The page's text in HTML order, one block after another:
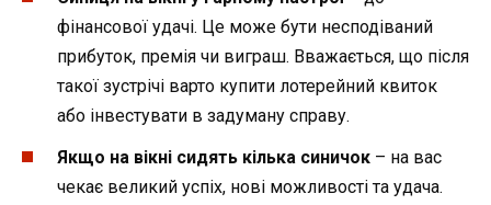
фінансової удачі. Це може бути несподіваний
прибуток, премія чи виграш. Вважається, що після
такої зустрічі варто купити лотерейний квиток
або інвестувати в задуману справу.
Якщо на вікні сидять кілька синичок – на вас
чекає великий успіх, нові можливості та удача.